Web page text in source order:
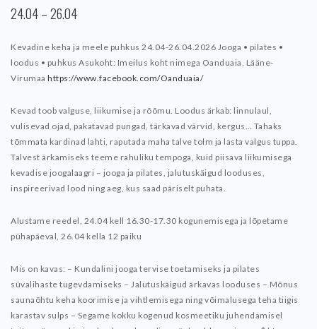
24.04 – 26.04
Kevadine keha ja meele puhkus 24.04-26.04.2026 Jooga • pilates •
loodus • puhkus Asukoht: Imeilus koht nimega Oanduaia, Lääne-
Virumaa https://www.facebook.com/Oanduaia/
Kevad toob valguse, liikumise ja rõõmu. Loodus ärkab: linnulaul,
vulisevad ojad, pakatavad pungad, tärkavad värvid, kergus… Tahaks
tõmmata kardinad lahti, raputada maha talve tolm ja lasta valgus tuppa.
Talvest ärkamiseks teeme rahuliku tempoga, kuid piisava liikumisega
kevadise joogalaagri – jooga ja pilates, jalutuskäigud looduses,
inspireerivad lood ning aeg, kus saad päriselt puhata.
Alustame reedel, 24.04 kell 16.30-17.30 kogunemisega ja lõpetame
pühapäeval, 26.04 kella 12 paiku
Mis on kavas: – Kundalini jooga tervise toetamiseks ja pilates
süvalihaste tugevdamiseks – Jalutuskäigud ärkavas looduses – Mõnus
saunaõhtu keha koorimise ja vihtlemisega ning võimalusega teha tiigis
karastav sulps – Segame kokku kogenud kosmeetiku juhendamisel